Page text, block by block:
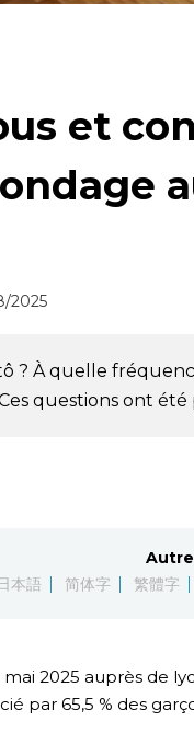
et
2025
? À quelle
questions ont été
本語 简体字 繁體字
2025 auprès de
par 65,5 % des